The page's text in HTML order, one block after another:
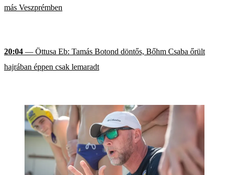
más Veszprémben
20:04 — Öttusa Eb: Tamás Botond döntős, Bőhm Csaba őrült
hajrában éppen csak lemaradt